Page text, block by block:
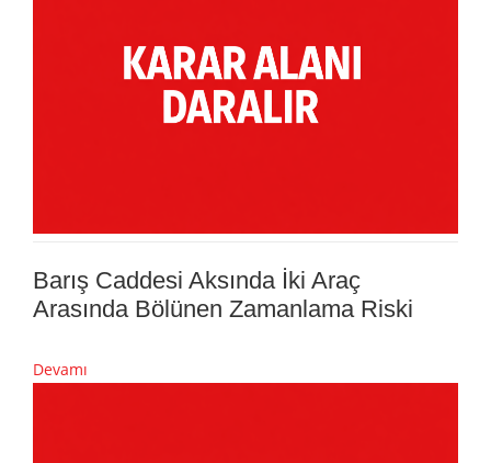
Barış Caddesi Aksında İki Araç
Arasında Bölünen Zamanlama Riski
Devamı